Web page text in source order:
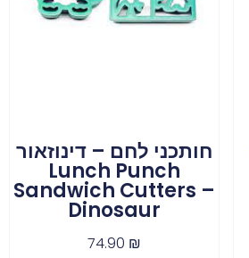
חותכני לחם – דינוזאור
Lunch Punch
Sandwich Cutters –
Dinosaur
74.90 ₪